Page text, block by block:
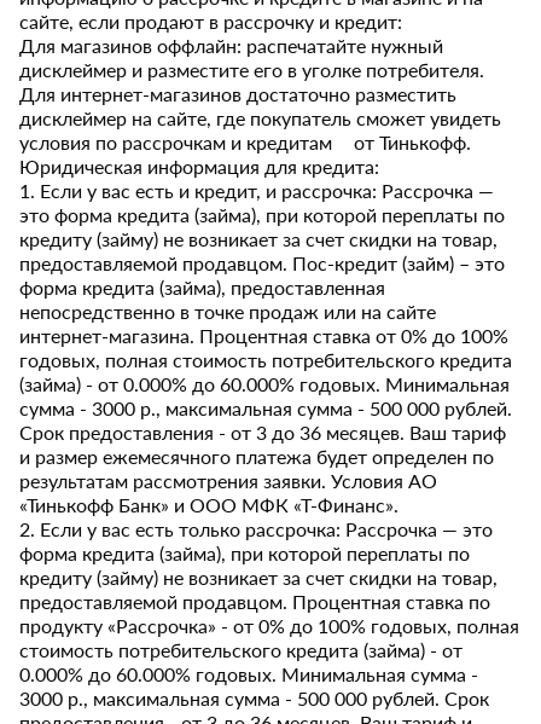
сайте, если продают в рассрочку и кредит:
Для магазинов оффлайн: распечатайте нужный
дисклеймер и разместите его в уголке потребителя.
Для интернет-магазинов достаточно разместить
дисклеймер на сайте, где покупатель сможет увидеть
условия по рассрочкам и кредитам от Тинькофф.
Юридическая информация для кредита:
1. Если у вас есть и кредит, и рассрочка: Рассрочка —
это форма кредита (займа), при которой переплаты по
кредиту (займу) не возникает за счет скидки на товар,
предоставляемой продавцом. Пос-кредит (займ) – это
форма кредита (займа), предоставленная
непосредственно в точке продаж или на сайте
интернет-магазина. Процентная ставка от 0% до 100%
годовых, полная стоимость потребительского кредита
(займа) - от 0.000% до 60.000% годовых. Минимальная
сумма - 3000 р., максимальная сумма - 500 000 рублей.
Срок предоставления - от 3 до 36 месяцев. Ваш тариф
и размер ежемесячного платежа будет определен по
результатам рассмотрения заявки. Условия АО
«Тинькофф Банк» и ООО МФК «Т-Финанс».
2. Если у вас есть только рассрочка: Рассрочка — это
форма кредита (займа), при которой переплаты по
кредиту (займу) не возникает за счет скидки на товар,
предоставляемой продавцом. Процентная ставка по
продукту «Рассрочка» - от 0% до 100% годовых, полная
стоимость потребительского кредита (займа) - от
0.000% до 60.000% годовых. Минимальная сумма -
3000 р., максимальная сумма - 500 000 рублей. Срок